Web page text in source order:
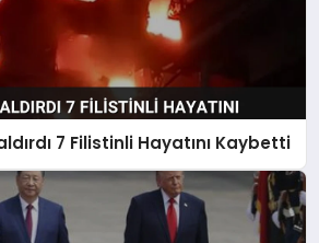
7 Filistinli Hayatını Kaybetti